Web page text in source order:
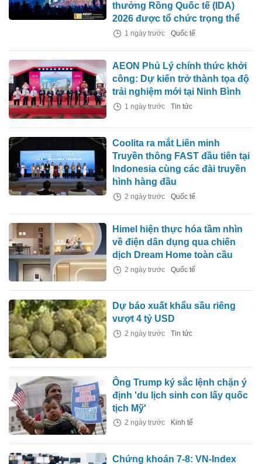
thưởng Rồng Quốc tế (IDA)
2026 được tổ chức trọng thể
1 ngày trước Quốc tế
AEON Phủ Lý chính thức khởi
công: Dự kiến trở thành tọa độ
trải nghiệm mới tại Ninh Bình
1 ngày trước Tin tức
Coolita ra mắt Liên minh
Truyền thông FAST đầu tiên tại
Indonesia cùng các đài truyền
hình hàng đầu
2 ngày trước Quốc tế
Himel hiện thực hóa tầm nhìn
về điện dân dụng qua chiến
dịch Dream Home toàn cầu
2 ngày trước Quốc tế
Dự báo xuất khẩu sầu riêng
vượt 4 tỷ USD
2 ngày trước Tin tức
Ông Trump ký sắc lệnh chặn ý
định 'du lịch sinh con lấy quốc
tịch Mỹ'
2 ngày trước Kinh tế
Chứng khoán 7-8: VN-Index